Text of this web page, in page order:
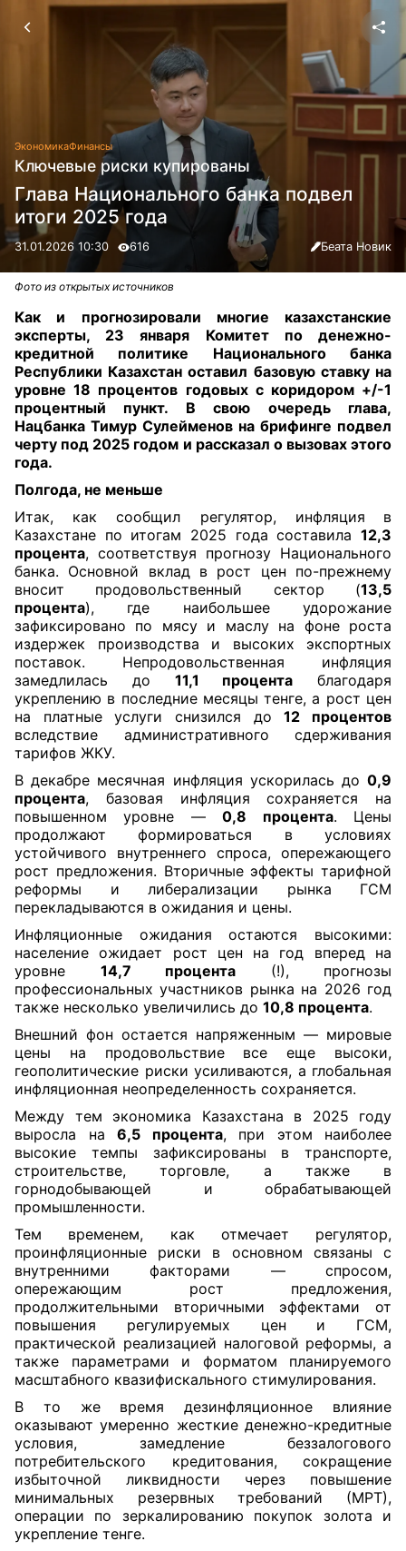
ЭкономикаФинансы
Ключевые риски купированы
Глава Национального банка подвел
итоги 2025 года
31.01.2026 10:30 616 Беата Новик
Фото из открытых источников
Как и прогнозировали многие казахстанские
эксперты, 23 января Комитет по денежно-
кредитной политике Национального банка
Республики Казахстан оставил базовую ставку на
уровне 18 процентов годовых с коридором +/-1
процентный пункт. В свою очередь глава,
Нацбанка Тимур Сулейменов на брифинге подвел
черту под 2025 годом и рассказал о вызовах этого
года.
Полгода, не меньше
Итак, как сообщил регулятор, инфляция
в
Казахстане по итогам 2025 года составила 12,3
процента, соответствуя прогнозу Национального
банка. Основной вклад в рост цен по-прежнему
вносит продовольственный сектор (13,5
процента), где наибольшее удорожание
зафиксировано по мясу и маслу на фоне роста
издержек производства и высоких экспортных
поставок. Непродовольственная инфляция
замедлилась до 11,1 процента благодаря
укреплению в последние месяцы тенге, а рост цен
на платные услуги снизился до12 процентов
вследствие административного сдерживания
тарифов ЖКУ.
В декабре месячная инфляция ускорилась до 0,9
процента, базовая инфляция сохраняется на
повышенном уровне —0,8 процента. Цены
продолжают формироваться в условиях
устойчивого внутреннего спроса, опережающего
рост предложения. Вторичные эффекты тарифной
реформы и либерализации рынка ГСМ
перекладываются в ожидания и цены.
Инфляционные ожидания остаются высокими:
население ожидает рост цен на год вперед на
уровне 14,7 процента (!), прогнозы
профессиональных участников рынка на 2026 год
также несколько увеличились до 10,8 процента.
Внешний фон остается напряженным — мировые
цены на продовольствие все еще высоки,
геополитические риски усиливаются, а глобальная
инфляционная неопределенность сохраняется.
Между тем экономика Казахстана в 2025 году
выросла на 6,5 процента, при этом наиболее
высокие темпы зафиксированы в транспорте,
строительстве, торговле, а также в
горнодобывающей и обрабатывающей
промышленности.
Тем временем, как отмечает регулятор,
проинфляционные риски в основном связаны с
внутренними факторами — спросом,
опережающим рост предложения,
продолжительными вторичными эффектами от
повышения регулируемых цен и ГСМ,
практической реализацией налоговой реформы, а
также параметрами и форматом планируемого
масштабного квазифискального стимулирования.
В то же время дезинфляционное влияние
оказывают умеренно жесткие денежно-кредитные
условия, замедление беззалогового
потребительского кредитования, сокращение
избыточной ликвидности через повышение
минимальных резервных требований (МРТ),
операции по зеркалированию покупок золота и
укрепление тенге.